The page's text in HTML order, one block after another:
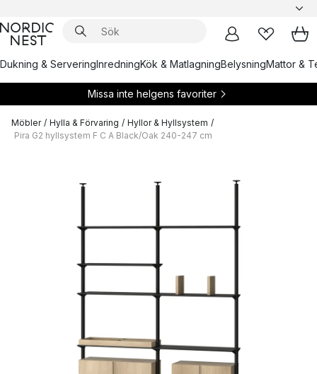
Dukning & ServeringInredningKök & MatlagningBelysningMattor &
Missa inte helgens favoriter
Möbler / Hylla & Förvaring / Hyllor & Hyllsystem /
Pira G2 hyllsystem F C A Black/Oak 240-247 cm